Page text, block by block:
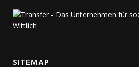
SITEMAP